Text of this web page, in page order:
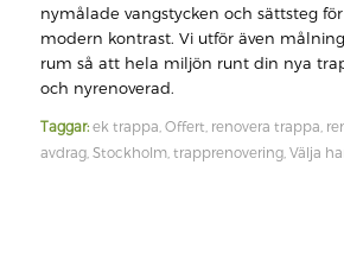
nymålade vangstycken och sättsteg
modern kontrast. Vi utför även
rum så att hela miljön runt din nya
och nyrenoverad.
Taggar: ek trappa, Offert, renovera trappa,
avdrag, Stockholm, trapprenovering, Välja